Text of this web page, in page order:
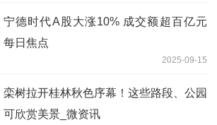
宁德时代A股大涨10% 成交额超百亿元
每日焦点
2025-09-15
栾树拉开桂林秋色序幕！这些路段、公园
可欣赏美景_微资讯